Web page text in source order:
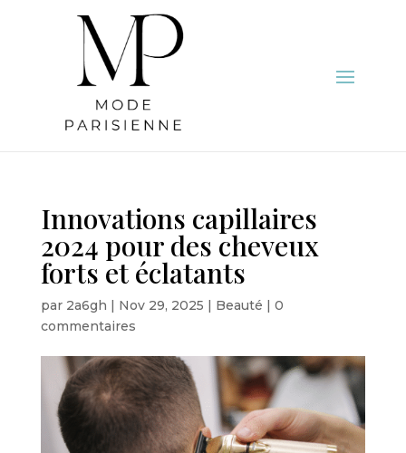
Innovations capillaires
2024 pour des cheveux
forts et éclatants
par 2a6gh | Nov 29, 2025 | Beauté | 0
commentaires